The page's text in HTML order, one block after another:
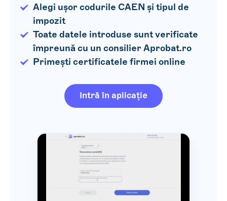
Alegi ușor codurile CAEN și tipul de
impozit
Toate datele introduse sunt verificate
împreună cu un consilier Aprobat.ro
Primești certificatele firmei online
Intră în aplicație